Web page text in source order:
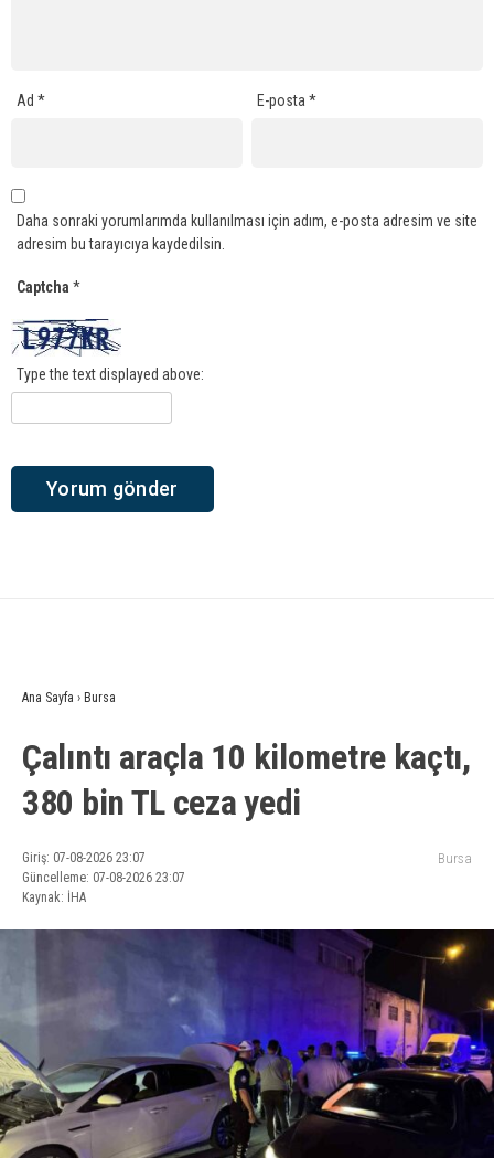
Ad * E-posta*
Daha sonraki yorumlarımda kullanılması için adım, e-posta adresim ve site
adresim bu tarayıcıya kaydedilsin.
Captcha *
Type the text displayed above:
Ana Sayfa › Bursa
Çalıntı araçla 10 kilometre kaçtı,
380 bin TL ceza yedi
Giriş: 07-08-2026 23:07
Güncelleme: 07-08-2026 23:07
Kaynak: İHA
Bursa